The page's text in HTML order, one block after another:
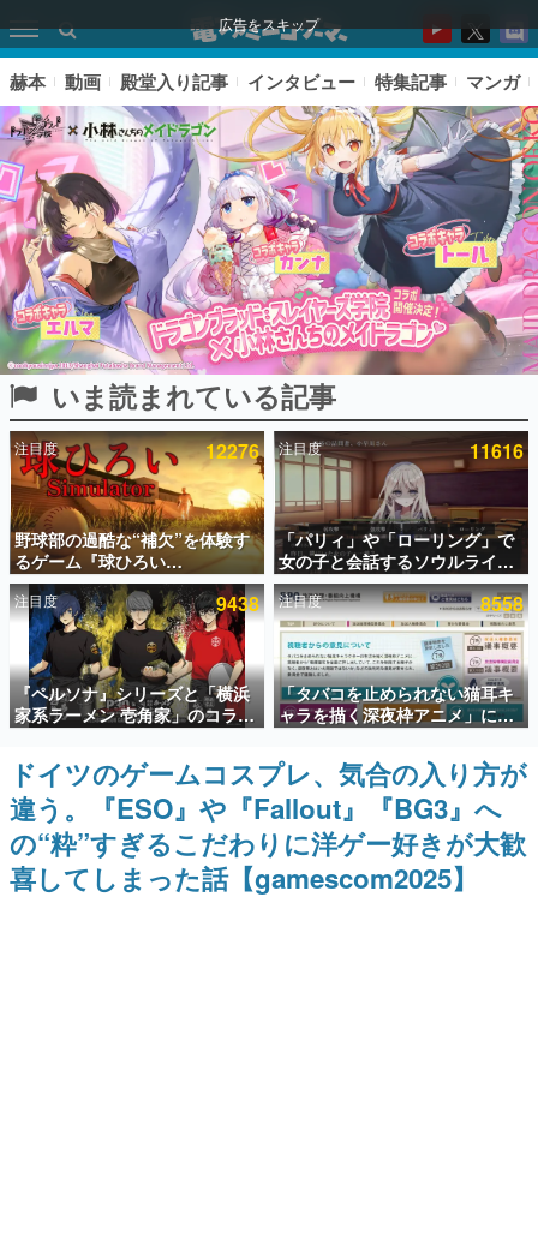
広告をスキップ
ピックアップ
電ファミのいま読まれている記事ランキング
アプリセール情報
インタビュー
連載・特集一覧
殿堂入り記事
SNS拡散数が数千以上！ ページビュー数万以上！ などな
ど。多くの人々に読まれた、電ファミ渾身の“殿堂入り”記
事をまとめました。
ゲームの企画書
名作ゲームクリエイターの方々に製作時のエピソードをお
聞きし、ヒットする企画（ゲーム）とは何か？を探ってい
きます。
この物語を解いてはいけない。『赫本』は、〈試験問題〉
赫本 動画 殿堂入り記事 インタビュー 特集記事 マンガ
いま読まれている記事
注目度 12276
野球部の過酷な“補欠”を体験す
るゲーム『球ひろい
Simulator』が「1件」のウィッ
シュリストをもとにチェコ語に
対応しSNSで話題に。『キング
ダム・カム』開発元やチェコの
プロ野球選手から称賛の声
注目度 11616
「パリィ」や「ローリング」で
女の子と会話するソウルライク
恋愛ゲーム『小早川さんはソウ
ルライク』無料公開。返事に失
敗すると「YOU DIED」
注目度 9438
『ペルソナ』シリーズと「横浜
家系ラーメン 壱角家」のコラボ
が8月21日から開催。”はがく
れ”風とんこつラーメンや、おい
しく食べられるカレーラーメン
がラインナップ
注目度 8558
「タバコを止められない猫耳キ
ャラを描く深夜枠アニメ」に視
聴者の一部から批判意見。違法
薬物の使用と思しき描写も含め
て、BPOが議論を交わす
ドイツのゲームコスプレ、気合の入り方が
違う。『ESO』や『Fallout』『BG3』へ
の“粋”すぎるこだわりに洋ゲー好きが大歓
喜してしまった話【gamescom2025】